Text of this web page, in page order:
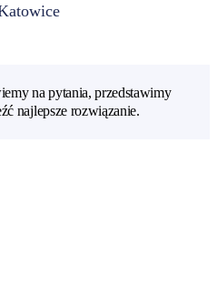
na pytania, przedstawimy
najlepsze rozwiązanie.